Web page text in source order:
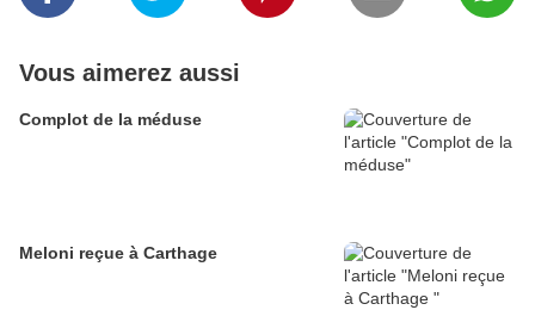
Vous aimerez aussi
Complot de la méduse
Meloni reçue à Carthage